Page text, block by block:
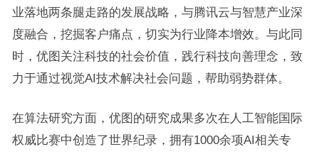
业落地两条腿走路的发展战略，与腾讯云与智慧产业深
度融合，挖掘客户痛点，切实为行业降本增效。与此同
时，优图关注科技的社会价值，践行科技向善理念，致
力于通过视觉AI技术解决社会问题，帮助弱势群体。
在算法研究方面，优图的研究成果多次在人工智能国际
权威比赛中创造了世界纪录，拥有1000余项AI相关专